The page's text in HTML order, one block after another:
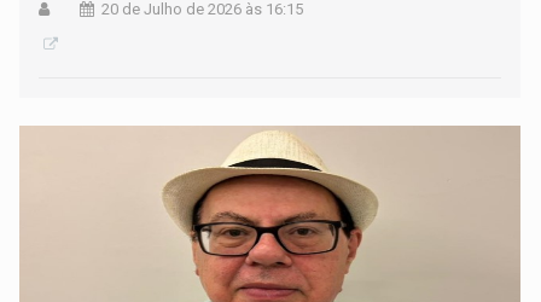
20 de Julho de 2026 às 16:15